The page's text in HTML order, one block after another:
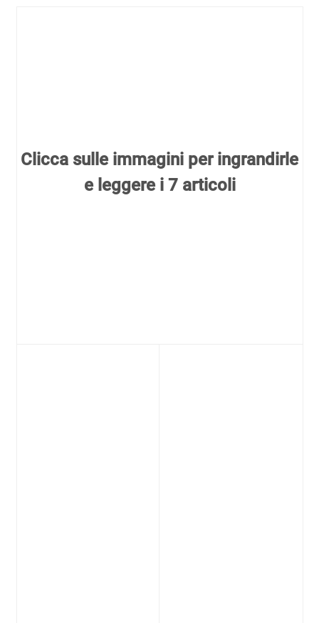
Clicca sulle immagini per ingrandirle
e leggere i 7 articoli